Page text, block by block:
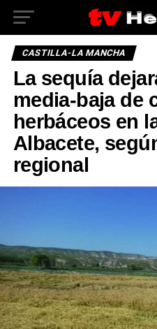
CASTILLA-LA MANCHA
La sequía
media-baja de
herbáceos en
Albacete,
regional